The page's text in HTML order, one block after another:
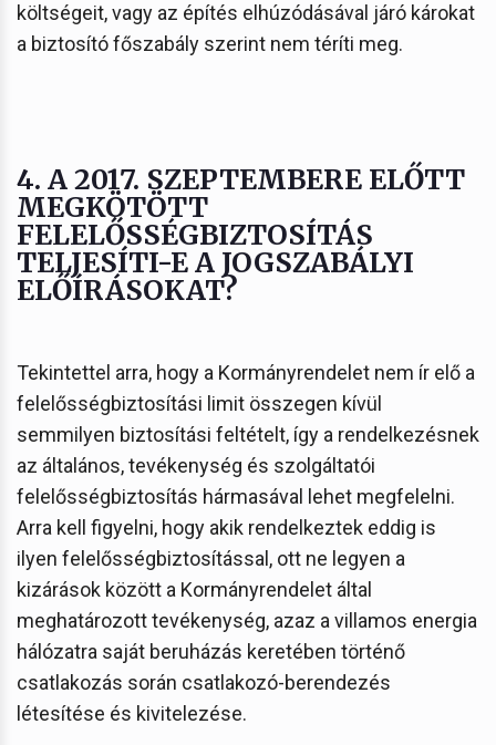
költségeit, vagy az építés elhúzódásával járó károkat
a biztosító főszabály szerint nem téríti meg.
4. A 2017. SZEPTEMBERE ELŐTT
MEGKÖTÖTT
FELELŐSSÉGBIZTOSÍTÁS
TELJESÍTI-E A JOGSZABÁLYI
ELŐÍRÁSOKAT?
Tekintettel arra, hogy a Kormányrendelet nem ír elő a
felelősségbiztosítási limit összegen kívül
semmilyen biztosítási feltételt, így a rendelkezésnek
az általános, tevékenység és szolgáltatói
felelősségbiztosítás hármasával lehet megfelelni.
Arra kell figyelni, hogy akik rendelkeztek eddig is
ilyen felelősségbiztosítással, ott ne legyen a
kizárások között a Kormányrendelet által
meghatározott tevékenység, azaz a villamos energia
hálózatra saját beruházás keretében történő
csatlakozás során csatlakozó-berendezés
létesítése és kivitelezése.